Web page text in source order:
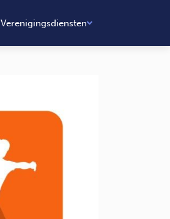
Verenigingsdiensten